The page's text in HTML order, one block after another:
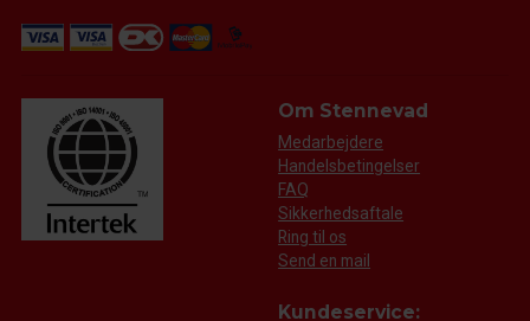
Om Stennevad
Medarbejdere
Handelsbetingelser
FAQ
Sikkerhedsaftale
Ring til os
Send en mail
Kundeservice: